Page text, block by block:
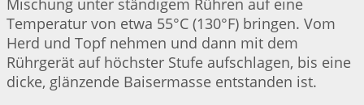
Mischung unter ständigem Rühren auf eine
Temperatur von etwa 55°C (130°F) bringen. Vom
Herd und Topf nehmen und dann mit dem
Rührgerät auf höchster Stufe aufschlagen, bis eine
dicke, glänzende Baisermasse entstanden ist.